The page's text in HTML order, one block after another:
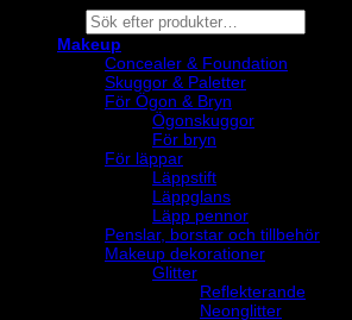
Products
search
Makeup
Concealer & Foundation
Skuggor & Paletter
För Ögon & Bryn
Ögonskuggor
För bryn
För läppar
Läppstift
Läppglans
Läpp pennor
Penslar, borstar och tillbehör
Makeup dekorationer
Glitter
Reflekterande
Neonglitter